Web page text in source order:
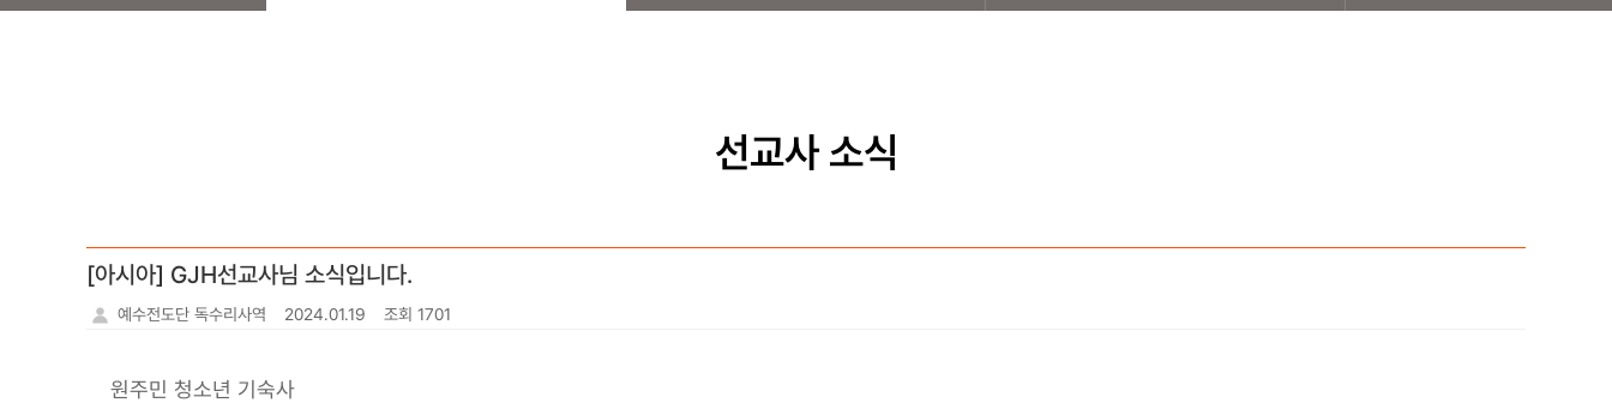
선교사 소식
[아시아] GJH선교사님 소식입니다.
예수전도단 독수리사역 2024.01.19 조회 1701
원주민 청소년 기숙사